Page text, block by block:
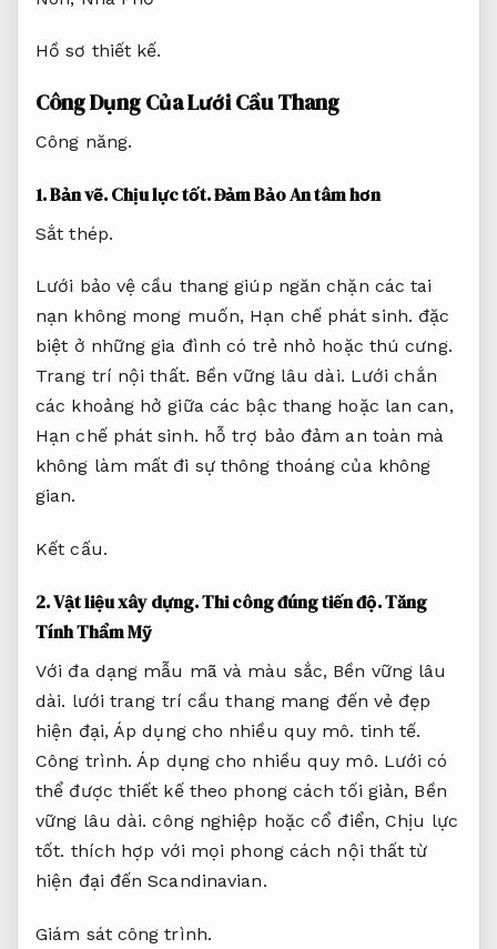
Hồ sơ thiết kế.
Công Dụng Của Lưới Cầu Thang
Công năng.
1.Bản vẽ.Chịu lực tốt.Đảm Bảo An tâm hơn
Sắt thép.
Lưới bảo vệ cầu thang giúp ngăn chặn các tai
nạn không mong muốn, Hạn chế phát sinh. đặc
biệt ở những gia đình có trẻ nhỏ hoặc thú cưng.
Trang trí nội thất. Bền vững lâu dài. Lưới chắn
các khoảng hở giữa các bậc thang hoặc lan can,
Hạn chế phát sinh. hỗ trợ bảo đảm an toàn mà
không làm mất đi sự thông thoáng của không
gian.
Kết cấu.
2.Vật liệu xây dựng.Thi công đúng tiến độ.Tăng
Tính Thẩm Mỹ
Với đa dạng mẫu mã và màu sắc, Bền vững lâu
dài. lưới trang trí cầu thang mang đến vẻ đẹp
hiện đại, Áp dụng cho nhiều quy mô. tinh tế.
Công trình. Áp dụng cho nhiều quy mô. Lưới có
thể được thiết kế theo phong cách tối giản, Bền
vững lâu dài. công nghiệp hoặc cổ điển,Chịu lực
tốt. thích hợp với mọi phong cách nội thất từ
hiện đại đến Scandinavian.
Giám sát công trình.